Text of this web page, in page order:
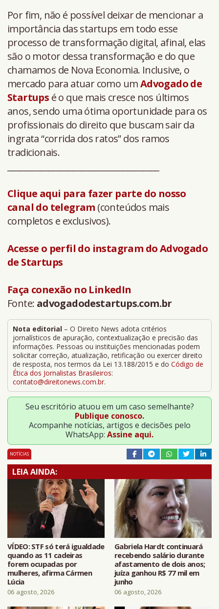
Por fim, não é possível deixar de mencionar a
importância das startups em todo esse
processo de transformação digital, afinal, elas
são o motor dessa transformação e do que
chamamos de Nova Economia. Inclusive, o
mercado para atuar como umAdvogado de
Startups é o que mais cresce nos últimos
anos, sendo uma ótima oportunidade para os
profissionais do direito que buscam sair da
ingrata “corrida dos ratos” dos ramos
tradicionais.
Clique aqui para fazer parte do nosso
canal do telegram (conteúdos mais
completos e exclusivos).
Acesse o perfil do instagram do Advogado
de Startups
Faça conexão no LinkedIn
Fonte: advogadodestartups.com.br
Nota editorial – O Direito News adota critérios
jornalísticos de apuração, contextualização e precisão das
informações. Pessoas ou instituições mencionadas podem
solicitar correção, atualização, retificação ou exercer direito
de resposta, nos termos da Lei 13.188/2015 e do Código de
Ética dos Jornalistas Brasileiros:
contato@direitonews.com.br.
Seu escritório atuou em um caso semelhante?
Publique conosco.
Acompanhe notícias, artigos e decisões pelo
WhatsApp: Assine aqui.
NOTÍCIAS
LEIA AINDA:
VÍDEO: STF só terá igualdade
quando as 11 cadeiras
forem ocupadas por
mulheres, afirma Cármen
Lúcia
06 agosto, 2026
Gabriela Hardt continuará
recebendo salário durante
afastamento de dois anos;
juíza ganhou R$ 77 mil em
junho
06 agosto, 2026